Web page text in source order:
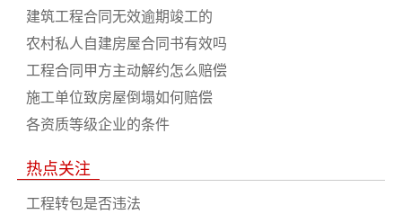
建筑工程合同无效逾期竣工的
农村私人自建房屋合同书有效吗
工程合同甲方主动解约怎么赔偿
施工单位致房屋倒塌如何赔偿
各资质等级企业的条件
热点关注
工程转包是否违法